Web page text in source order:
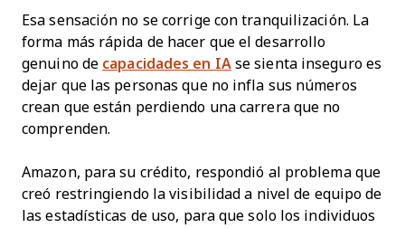
Esa sensación no se corrige con tranquilización. La
forma más rápida de hacer que el desarrollo
genuino de capacidades en IAse sienta inseguro es
dejar que las personas que no infla sus números
crean que están perdiendo una carrera que no
comprenden.
Amazon, para su crédito, respondió al problema que
creó restringiendo la visibilidad a nivel de equipo de
las estadísticas de uso, para que solo los individuos